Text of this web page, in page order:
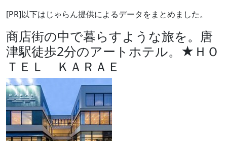
[PR]以下はじゃらん提供によるデータをまとめました。
商店街の中で暮らすような旅を。唐
津駅徒歩2分のアートホテル。★ＨＯ
ＴＥＬ ＫＡＲＡＥ